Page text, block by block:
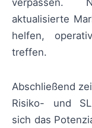
aktualisierte
helfen,
treffen.
Abschließend
Risiko- und
sich das